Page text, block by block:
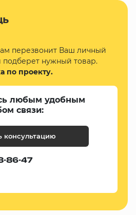
перезвонит Ваш личный
нужный товар.
по проекту.
любым удобным
связи:
консультацию
86-47